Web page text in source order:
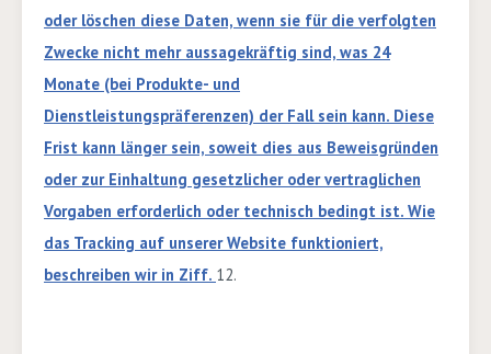
oder löschen diese Daten, wenn sie für die verfolgten
Zwecke nicht mehr aussagekräftig sind, was 24
Monate (bei Produkte- und
Dienstleistungspräferenzen) der Fall sein kann. Diese
Frist kann länger sein, soweit dies aus Beweisgründen
oder zur Einhaltung gesetzlicher oder vertraglichen
Vorgaben erforderlich oder technisch bedingt ist. Wie
das Tracking auf unserer Website funktioniert,
beschreiben wir in Ziff. 12.